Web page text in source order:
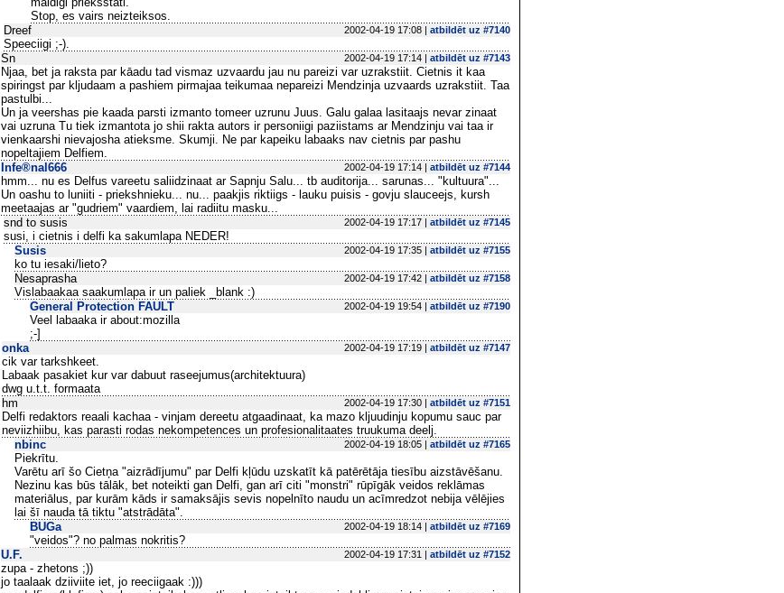
Stop, es vairs neizteiksos.
Dreef
2002-04-19 17:08 | atbildēt uz #7140
Speeciigi ;-).
Sn
2002-04-19 17:14 | atbildēt uz #7143
Njaa, bet ja raksta par kāadu tad vismaz uzvaardu jau nu pareizi var uzrakstiit. Cietnis it kaa
spiringst par kljudaam a pashiem pirmajaa teikumaa nepareizi Mendzinja uzvaards uzrakstiit. Taa
pastulbi...
Un ja veershas pie kaada parsti izmanto tomeer uzrunu Juus. Galu galaa lasitaajs nevar zinaat
vai uzruna Tu tiek izmantota jo shii rakta autors ir personiigi paziistams ar Mendzinju vai taa ir
vienkaarshi nievajosha atieksme. Skumji. Ne par kapeiku labaaks nav cietnis par pashu
nopeltajiem Delfiem.
Infe®nal666
2002-04-19 17:14 | atbildēt uz #7144
hmm... nu es Delfus vareetu saliidzinaat ar Sapnju Salu... tb auditorija... sarunas... "kultuura"...
Un oashu to luniiti - priekshnieku... nu... paakjis riktiigs - lauku puisis - govju slauceejs, kursh
meetaajas ar "gudriem" vaardiem, lai radiitu masku...
snd to susis
2002-04-19 17:17 | atbildēt uz #7145
susi, i cietnis i delfi ka sakumlapa NEDER!
Susis
2002-04-19 17:35 | atbildēt uz #7155
ko tu iesaki/lieto?
Nesaprasha
2002-04-19 17:42 | atbildēt uz #7158
Vislabaakaa saakumlapa ir un paliek _blank :)
General Protection FAULT
2002-04-19 19:54 | atbildēt uz #7190
Veel labaaka ir about:mozilla
;-]
onka
2002-04-19 17:19 | atbildēt uz #7147
cik var tarkshkeet.
Labaak pasakiet kur var dabuut raseejumus(architektuura)
dwg u.t.t. formaata
hm
2002-04-19 17:30 | atbildēt uz #7151
Delfi redaktors reaali kachaa - vinjam dereetu atgaadinaat, ka mazo kljuudinju kopumu sauc par
neviizhiibu, kas parasti rodas nekompetences un profesionalitaates truukuma deelj.
nbinc
2002-04-19 18:05 | atbildēt uz #7165
Piekrītu.
Varētu arī šo Cietņa "aizrādījumu" par Delfi kļūdu uzskatīt kā patērētāja tiesību aizstāvēšanu.
Nezinu kas būs tālāk, bet noteikti gan Delfi, gan arī citi "monstri" rūpīgāk veidos reklāmas
materiālus, par kurām kāds ir samaksājis sevis nopelnīto naudu un acīmredzot nebija vēlējies
lai šī nauda tā tiktu "atstrādāta".
BUGa
2002-04-19 18:14 | atbildēt uz #7169
"veidos"? no palmas nokritis?
U.F.
2002-04-19 17:31 | atbildēt uz #7152
zupa - zhetons ;))
jo taalaak dziiviite iet, jo reeciigaak :)))